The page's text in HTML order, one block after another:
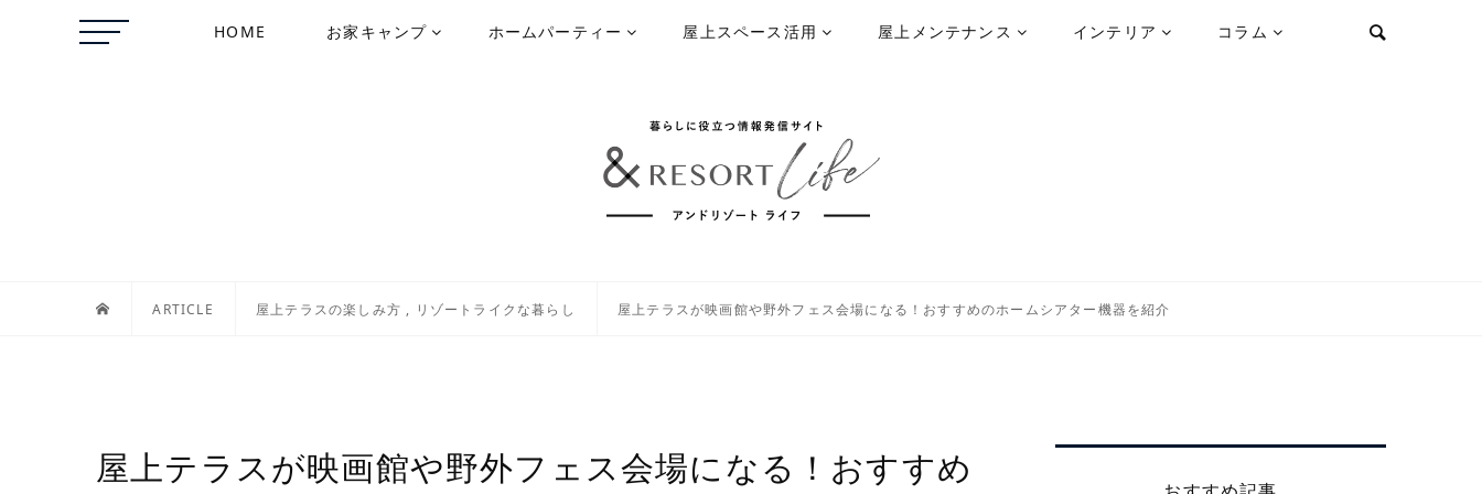
HOME お家キャンプ ホームパーティー 屋上スペース活用 屋上メンテナンス インテリア コラム
ARTICLE 屋上テラスの楽しみ方 , リゾートライクな暮らし 屋上テラスが映画館や野外フェス会場になる！おすすめのホームシアター機器を紹介
屋上テラスが映画館や野外フェス会場になる！おすすめ